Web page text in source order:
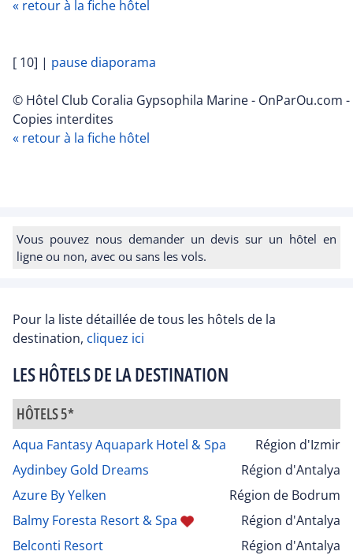
« retour à la fiche hôtel
[ 10] | pause diaporama
© Hôtel Club Coralia Gypsophila Marine - OnParOu.com -
Copies interdites
« retour à la fiche hôtel
Vous pouvez nous demander un devis sur un hôtel en
ligne ou non, avec ou sans les vols.
Pour la liste détaillée de tous les hôtels de la
destination, cliquez ici
LES HÔTELS DE LA DESTINATION
HÔTELS 5*
Aqua Fantasy Aquapark Hotel & Spa
Région d'Izmir
Aydinbey Gold Dreams
Région d'Antalya
Azure By Yelken
Région de Bodrum
Balmy Foresta Resort & Spa
Région d'Antalya
Belconti Resort
Région d'Antalya